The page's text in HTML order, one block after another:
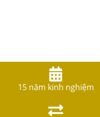
15 năm kinh nghiệm